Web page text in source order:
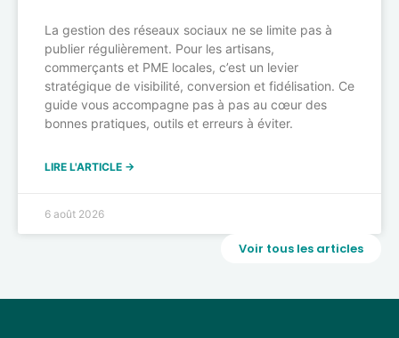
La gestion des réseaux sociaux ne se limite pas à
publier régulièrement. Pour les artisans,
commerçants et PME locales, c’est un levier
stratégique de visibilité, conversion et fidélisation. Ce
guide vous accompagne pas à pas au cœur des
bonnes pratiques, outils et erreurs à éviter.
LIRE L'ARTICLE →
6 août 2026
Voir tous les articles